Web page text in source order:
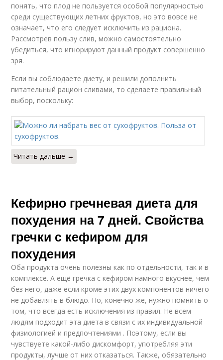
понять, что плод не пользуется особой популярностью
среди существующих летних фруктов, но это вовсе не
означает, что его следует исключить из рациона.
Рассмотрев пользу слив, можно самостоятельно
убедиться, что игнорируют данный продукт совершенно
зря.
Если вы соблюдаете диету, и решили дополнить
питательный рацион сливами, то сделаете правильный
выбор, поскольку:
Читать дальше →
Кефирно гречневая диета для
похудения на 7 дней. Свойства
гречки с кефиром для
похудения
Оба продукта очень полезны как по отдельности, так и в
комплексе. А ещё гречка с кефиром намного вкуснее, чем
без него, даже если кроме этих двух компонентов ничего
не добавлять в блюдо. Но, конечно же, нужно помнить о
том, что всегда есть исключения из правил. Не всем
людям подходит эта диета в связи с их индивидуальной
физиологией и предпочтениями . Поэтому, если вы
чувствуете какой-либо дискомфорт, употребляя эти
продукты, лучше от них отказаться. Также, обязательно